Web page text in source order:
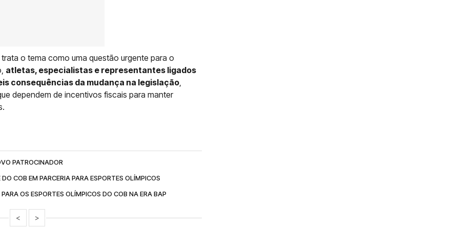
o tema como uma questão urgente para o
atletas, especialistas e representantes ligados
consequências da mudança na legislação,
dependem de incentivos fiscais para manter
PATROCINADOR
COB EM PARCERIA PARA ESPORTES OLÍMPICOS
OS ESPORTES OLÍMPICOS DO COB NA ERA BAP
< >